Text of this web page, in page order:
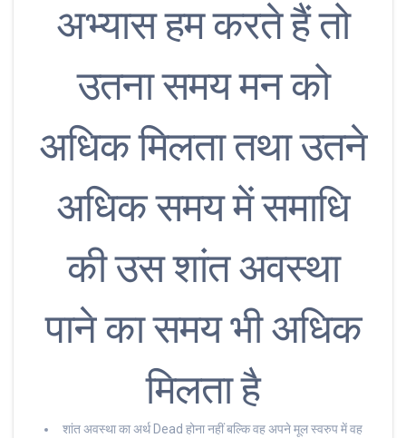
अभ्यास हम करते हैं तो
उतना समय मन को
अधिक मिलता तथा उतने
अधिक समय में समाधि
की उस शांत अवस्था
पाने का समय भी अधिक
मिलता है
शांत अवस्था का अर्थ Dead होना नहीं बल्कि वह अपने मूल स्वरुप में वह